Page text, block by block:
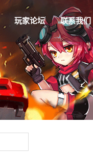
玩家论坛 联系我们